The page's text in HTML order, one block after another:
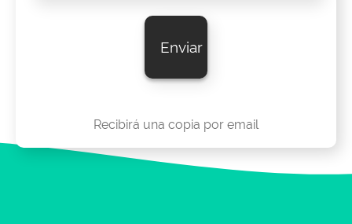
Recibirá una copia por email